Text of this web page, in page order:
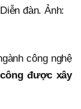
đàn. Ảnh:
công nghệ
được xây